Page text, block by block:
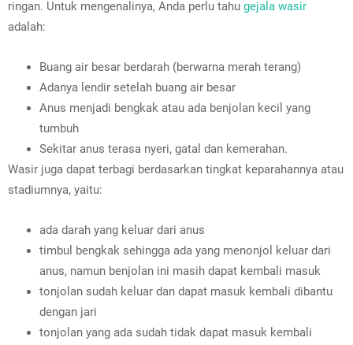
ringan. Untuk mengenalinya, Anda perlu tahu gejala wasir
adalah:
Buang air besar berdarah (berwarna merah terang)
Adanya lendir setelah buang air besar
Anus menjadi bengkak atau ada benjolan kecil yang
tumbuh
Sekitar anus terasa nyeri, gatal dan kemerahan.
Wasir juga dapat terbagi berdasarkan tingkat keparahannya atau
stadiumnya, yaitu:
ada darah yang keluar dari anus
timbul bengkak sehingga ada yang menonjol keluar dari
anus, namun benjolan ini masih dapat kembali masuk
tonjolan sudah keluar dan dapat masuk kembali dibantu
dengan jari
tonjolan yang ada sudah tidak dapat masuk kembali